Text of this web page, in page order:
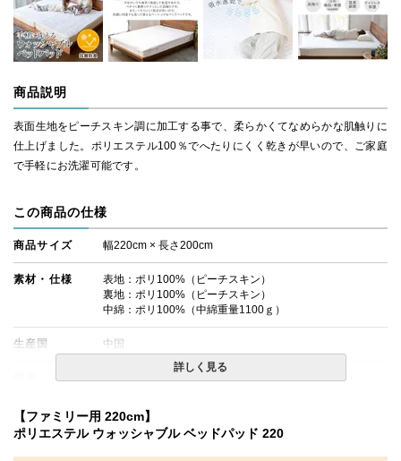
商品説明
表面生地をピーチスキン調に加工する事で、柔らかくてなめらかな肌触りに
仕上げました。ポリエステル100％でへたりにくく乾きが早いので、ご家庭
で手軽にお洗濯可能です。
この商品の仕様
商品サイズ 幅220cm × 長さ200cm
素材・仕様
表地：ポリ100%（ピーチスキン）
裏地：ポリ100%（ピーチスキン）
中綿：ポリ100%（中綿重量1100ｇ）
生産国 中国
・タンブラー乾燥機のご使用は絶対にお避けください。
・配送日指定OK！
※北海道・沖縄・離島等一部地域へのお届けは別途送料が
発生する場合がございます。また発送予定も変更になる場
詳しく見る
【ファミリー用 220cm】
ポリエステル ウォッシャブル ベッドパッド 220